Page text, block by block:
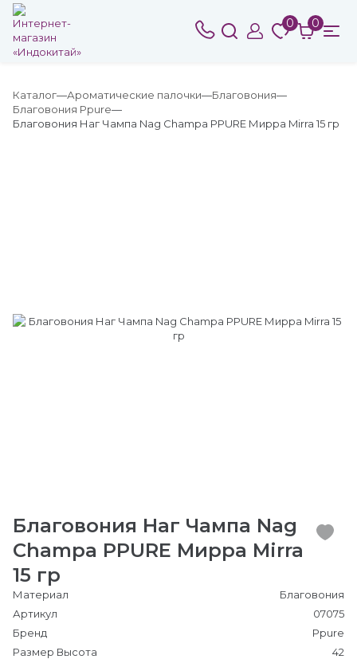
0 0
Каталог Ароматические палочки
Благовония
Благовония Ppure
Благовония Наг Чампа Nag Champa PPURE Мирра Mirra 15 гр
Благовония Наг Чампа Nag
Champa PPURE Мирра Mirra
15 гр
Материал
Благовония
Артикул
07075
Бренд
Ppure
Размер Высота
42